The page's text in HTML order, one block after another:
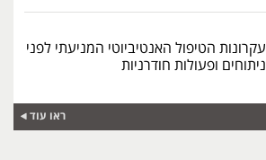
עקרונות הטיפול האנטיביוטי המניעתי לפני
ניתוחים ופעולות חודרניות
ראו עוד